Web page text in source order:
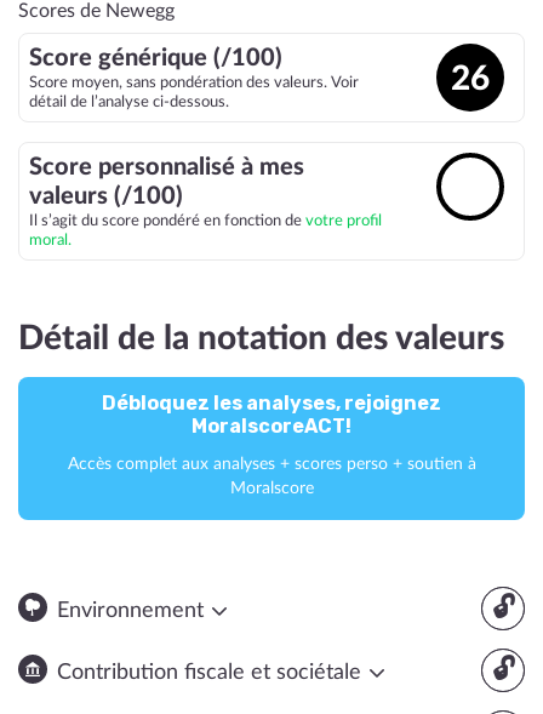
Scores de Newegg
Score générique (/100)
Score moyen, sans pondération des valeurs. Voir
détail de l’analyse ci-dessous.
26
Score personnalisé à mes
valeurs (/100)
Il s’agit du score pondéré en fonction de votre profil
moral.
Détail de la notation des valeurs
Débloquez les analyses, rejoignez
MoralscoreACT!
Accès complet aux analyses + scores perso + soutien à
Moralscore
🔓
Environnement
🔓
Contribution fiscale et sociétale